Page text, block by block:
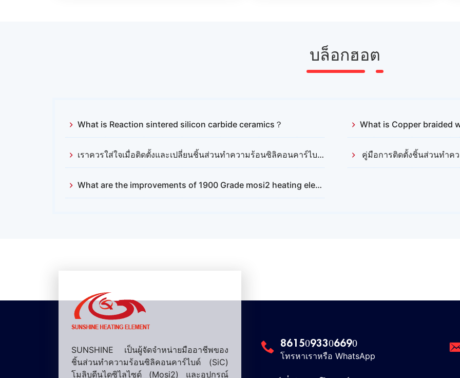
บล็อกฮอต
What is Reaction sintered silicon carbide ceramics？ What is Copper braided
เราควรใส่ใจเมื่อติดตั้งและเปลี่ยนชิ้นส่วนทำความร้อนซิลิคอนคาร์ไบด์ (Silicon Carbide) อะไรบ้าง? คู่มือการติดตั้งชิ้นส่วนทำค
What are the improvements of 1900 Grade mosi2 heating element compared with 1700?
SUNSHINE เป็นผู้จัดจำหน่ายมืออาชีพของ
ชิ้นส่วนทำความร้อนซิลิคอนคาร์ไบด์ (SiC)
โมลิบดีนไดซิไลไซด์ (Mosi2) และอุปกรณ์
8615093306690
โทรหาเราหรือ WhatsApp